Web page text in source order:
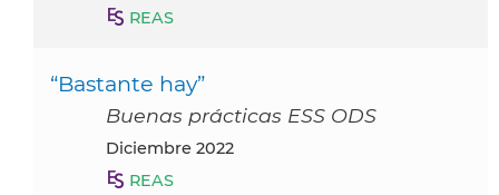
REAS
“Bastante hay”
Buenas prácticas ESS ODS
diciembre 2022
REAS